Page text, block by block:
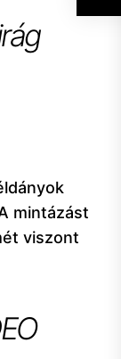
mintázást
viszont